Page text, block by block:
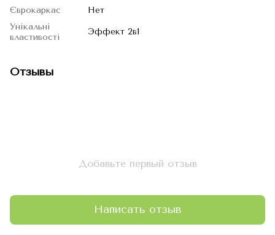
Єврокаркас
Нет
Унікальні
властивості
Эффект 2в1
Отзывы
Добавьте первый отзыв
Написать отзыв